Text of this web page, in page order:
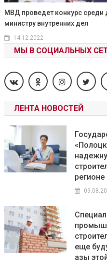
МВД проведет конкурс среди
министру внутренних дел
14.12.2022
МЫ В СОЦИАЛЬНЫХ
ЛЕНТА НОВОСТЕЙ
регионе
еще
азы